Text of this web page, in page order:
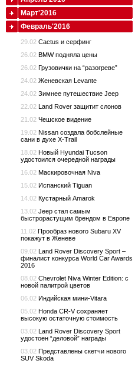
Март'2016
Февраль'2016
29.02 Cactus и серфинг
26.02 BMW подняла цены
26.02 Грузовички на “разогреве”
24.02 Женевская Levante
24.02 Зимнее путешествие Jeep
22.02 Land Rover защитит слонов
21.02 Чешское видение
19.02 Nissan создала бобслейные
сани в духе X-Trail
18.02 Новый Hyundai Tucson
удостоился очередной награды
16.02 Маскировочная Niva
15.02 Испанский Tiguan
14.02 Кустарный Amarok
13.02 Jeep стал самым
быстрорастущим брендом в Европе
11.02 Прообраз нового Subaru XV
покажут в Женеве
09.02 Land Rover Discovery Sport –
финалист конкурса World Car Awards
2016
08.02 Chevrolet Niva Winter Edition: с
новой палитрой цветов
06.02 Индийская мини-Vitara
05.02 Honda CR-V сохраняет
высокую остаточную стоимость
03.02 Land Rover Discovery Sport
удостоен “деловой” награды
03.02 Представлены скетчи нового
SUV Skoda